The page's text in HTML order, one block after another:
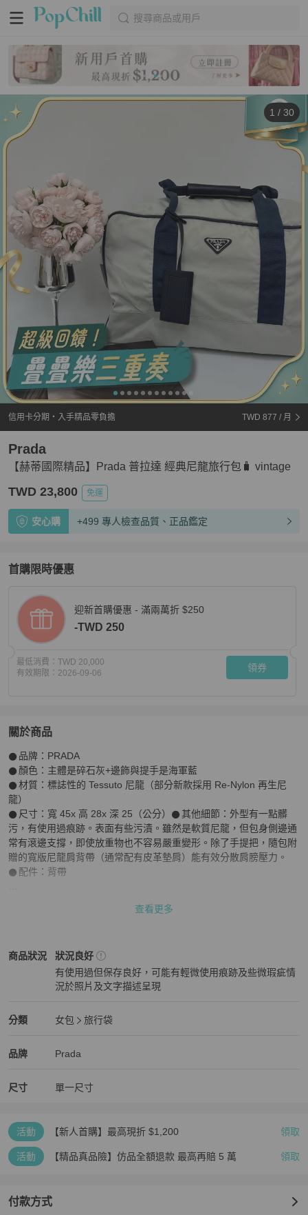
搜尋商品或用戶
1 / 30
信用卡分期・入手精品零負擔 TWD 877 / 月
【赫蒂國際精品】Prada 普拉達 經典尼龍旅行包🧳 vintage
Prada
TWD 23,800 免運
安心購 +499 專人檢查品質、正品鑑定
首購限時優惠
迎新首購優惠 - 滿兩萬折 $250
-TWD 250
最低消費： TWD 20,000
有效期限： 2026-09-06 領券
關於商品
關於【赫蒂國際精品】Prada 普拉達 經典尼龍旅行包🧳
𒊹︎品牌：PRADA
𒊹︎顏色：主體是碎石灰+邊飾與提手是海軍藍
𒊹︎材質：標誌性的 Tessuto 尼龍（部分新款採用 Re-Nylon 再生尼
龍）
𒊹︎尺寸：寬 45x 高 28x 深 25（公分）𒊹︎其他細節：外型有一點髒
污，有使用過痕跡。表面有些污漬。雖然是軟質尼龍，但包身側邊通
常有滾邊支撐，即使放重物也不容易嚴重變形。除了手提把，隨包附
贈的寬版尼龍肩背帶（通常配有皮革墊肩）能有效分散肩膀壓力。
𒊹︎配件：背帶
塞也不心疼，大容量空間裝進兩天一夜的換洗衣物、盥洗包與筆電綽
📌貨源來自日本已認證的中古店及精品市場
📌商品皆為實拍，不使用濾鏡，已盡力呈現！
📌中古商品皆有歲月痕跡，難免配備不齊，都已盡力陳述在圖片及內
📌其他平台同步販售，下單前請先詢問商品是否還在呦～
查看更多
商品狀況
Prada女包 商品狀態與細節
狀況良好
有使用過但保存良好，可能有輕微使用痕跡及些微瑕疵情
況於照片及文字描述呈現
分類
Prada 分類資訊
女包
旅行袋
品牌
Prada 女包品牌介紹
Prada
Prada 推薦清單
尺寸 單一尺寸
活動 【新人首購】最高現折 $1,200 領取
活動 【精品真品險】仿品全額退款 最高再賠 5 萬 領取
付款方式